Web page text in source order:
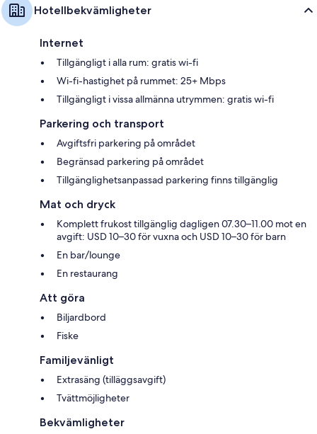
Hotellbekvämligheter
Internet
Tillgängligt i alla rum: gratis wi-fi
Wi-fi-hastighet på rummet: 25+ Mbps
Tillgängligt i vissa allmänna utrymmen: gratis wi-fi
Parkering och transport
Avgiftsfri parkering på området
Begränsad parkering på området
Tillgänglighetsanpassad parkering finns tillgänglig
Mat och dryck
Komplett frukost tillgänglig dagligen 07.30–11.00 mot en
avgift: USD 10–30 för vuxna och USD 10–30 för barn
En bar/lounge
En restaurang
Att göra
Biljardbord
Fiske
Familjevänligt
Extrasäng (tilläggsavgift)
Tvättmöjligheter
Bekvämligheter